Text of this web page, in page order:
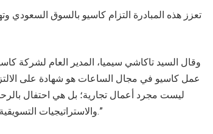
تعزز هذه المبادرة التزام كاسيو بالسوق السعودي
عمل كاسيو في مجال الساعات هو شهادة على
ليست مجرد أعمال تجارية؛ بل هي احتفال
والاستراتيجيات التسويقية، وتعزيز الالتزام بالسوق السعودي مع هذه الذكرى الخمسين.”